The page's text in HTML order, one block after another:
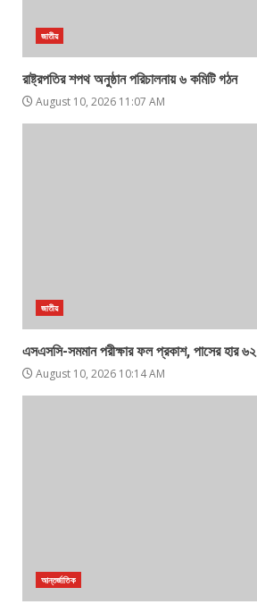
জাতীয়
রাষ্ট্রপতির শপথ অনুষ্ঠান পরিচালনায় ৬ কমিটি গঠন
August 10, 2026 11:07 AM
জাতীয়
এসএসসি-সমমান পরীক্ষার ফল প্রকাশ, পাসের হার
August 10, 2026 10:14 AM
আন্তর্জাতিক